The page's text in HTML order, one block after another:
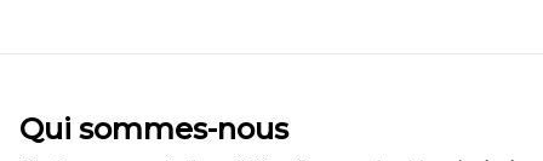
Qui sommes-nous